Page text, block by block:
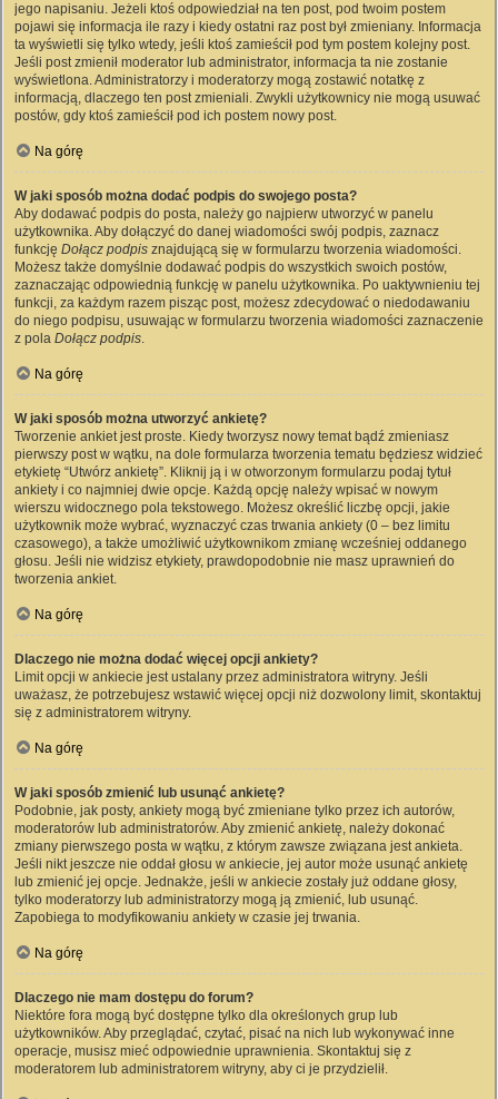
jego napisaniu. Jeżeli ktoś odpowiedział na ten post, pod twoim postem
pojawi się informacja ile razy i kiedy ostatni raz post był zmieniany. Informacja
ta wyświetli się tylko wtedy, jeśli ktoś zamieścił pod tym postem kolejny post.
Jeśli post zmienił moderator lub administrator, informacja ta nie zostanie
wyświetlona. Administratorzy i moderatorzy mogą zostawić notatkę z
informacją, dlaczego ten post zmieniali. Zwykli użytkownicy nie mogą usuwać
postów, gdy ktoś zamieścił pod ich postem nowy post.
Na górę
W jaki sposób można dodać podpis do swojego posta?
Aby dodawać podpis do posta, należy go najpierw utworzyć w panelu
użytkownika. Aby dołączyć do danej wiadomości swój podpis, zaznacz
funkcję Dołącz podpis znajdującą się w formularzu tworzenia wiadomości.
Możesz także domyślnie dodawać podpis do wszystkich swoich postów,
zaznaczając odpowiednią funkcję w panelu użytkownika. Po uaktywnieniu tej
funkcji, za każdym razem pisząc post, możesz zdecydować o niedodawaniu
do niego podpisu, usuwając w formularzu tworzenia wiadomości zaznaczenie
z pola Dołącz podpis.
Na górę
W jaki sposób można utworzyć ankietę?
Tworzenie ankiet jest proste. Kiedy tworzysz nowy temat bądź zmieniasz
pierwszy post w wątku, na dole formularza tworzenia tematu będziesz widzieć
etykietę “Utwórz ankietę”. Kliknij ją i w otworzonym formularzu podaj tytuł
ankiety i co najmniej dwie opcje. Każdą opcję należy wpisać w nowym
wierszu widocznego pola tekstowego. Możesz określić liczbę opcji, jakie
użytkownik może wybrać, wyznaczyć czas trwania ankiety (0 – bez limitu
czasowego), a także umożliwić użytkownikom zmianę wcześniej oddanego
głosu. Jeśli nie widzisz etykiety, prawdopodobnie nie masz uprawnień do
tworzenia ankiet.
Na górę
Dlaczego nie można dodać więcej opcji ankiety?
Limit opcji w ankiecie jest ustalany przez administratora witryny. Jeśli
uważasz, że potrzebujesz wstawić więcej opcji niż dozwolony limit, skontaktuj
się z administratorem witryny.
Na górę
W jaki sposób zmienić lub usunąć ankietę?
Podobnie, jak posty, ankiety mogą być zmieniane tylko przez ich autorów,
moderatorów lub administratorów. Aby zmienić ankietę, należy dokonać
zmiany pierwszego posta w wątku, z którym zawsze związana jest ankieta.
Jeśli nikt jeszcze nie oddał głosu w ankiecie, jej autor może usunąć ankietę
lub zmienić jej opcje. Jednakże, jeśli w ankiecie zostały już oddane głosy,
tylko moderatorzy lub administratorzy mogą ją zmienić, lub usunąć.
Zapobiega to modyfikowaniu ankiety w czasie jej trwania.
Na górę
Dlaczego nie mam dostępu do forum?
Niektóre fora mogą być dostępne tylko dla określonych grup lub
użytkowników. Aby przeglądać, czytać, pisać na nich lub wykonywać inne
operacje, musisz mieć odpowiednie uprawnienia. Skontaktuj się z
moderatorem lub administratorem witryny, aby ci je przydzielił.